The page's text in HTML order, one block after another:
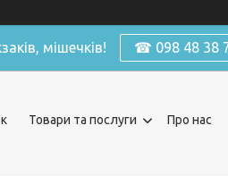
мішечків! ☎ 098 48 38
Товари та послуги Про нас